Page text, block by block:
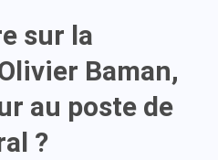
sur la
Baman,
au poste de
?